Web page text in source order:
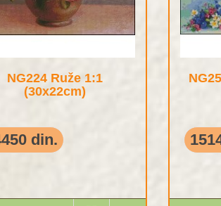
NG224 Ruže 1:1
(30x22cm)
din.